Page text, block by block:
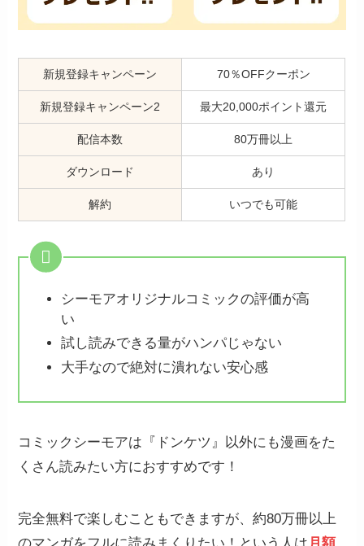
新規登録キャンペーン 70％OFFクーポン
新規登録キャンペーン2 最大20,000ポイント還元
配信本数 80万冊以上
ダウンロード あり
解約 いつでも可能
シーモアオリジナルコミックの評価が高
い
試し読みできる量がハンパじゃない
大手なので絶対に潰れない安心感
コミックシーモアは『ドンケツ』以外にも漫画をた
くさん読みたい方におすすめです！
完全無料で楽しむこともできますが、約80万冊以上